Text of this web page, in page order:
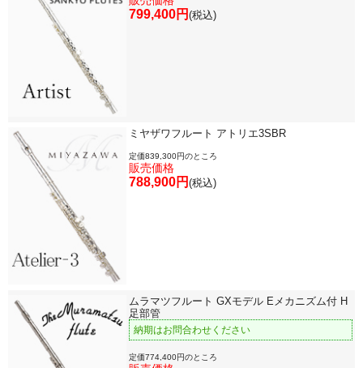
799,400円 (税込)
ミヤザワフルート アトリエ3SBR
定価839,300円のところ
販売価格
788,900円 (税込)
ムラマツフルート GXモデル Eメカニズム付 H
足部管
納期はお問合わせください
定価774,400円のところ